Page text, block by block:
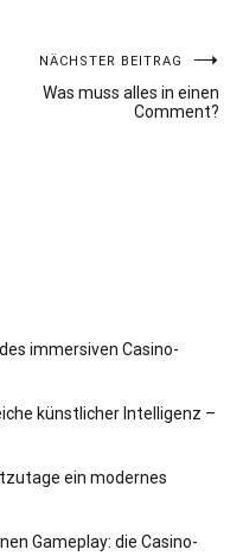
NÄCHSTER BEITRAG
Was muss alles in einen
Comment?
immersiven Casino-
künstlicher Intelligenz –
ein modernes
Gameplay: die Casino-